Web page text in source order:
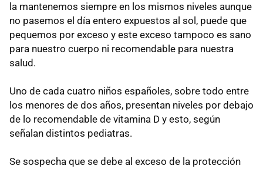
la mantenemos siempre en los mismos niveles aunque
no pasemos el día entero expuestos al sol, puede que
pequemos por exceso y este exceso tampoco es sano
para nuestro cuerpo ni recomendable para nuestra
salud.
Uno de cada cuatro niños españoles, sobre todo entre
los menores de dos años, presentan niveles por debajo
de lo recomendable de vitamina D y esto, según
señalan distintos pediatras.
Se sospecha que se debe al exceso de la protección